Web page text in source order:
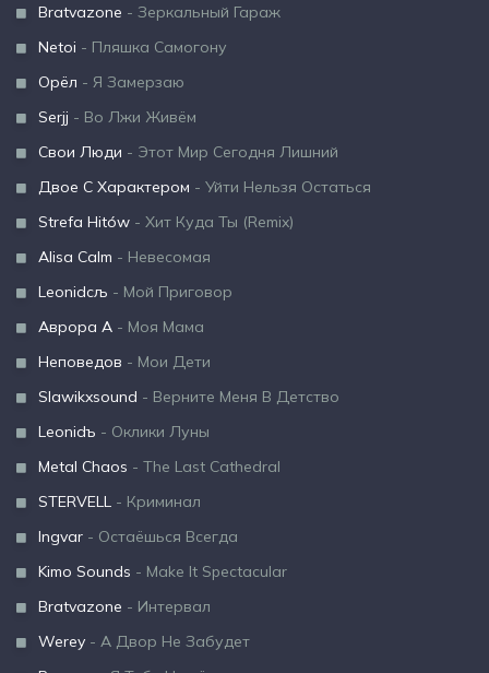
Bratvazone - Зеркальный Гараж
Netoi - Пляшка Самогону
Орёл - Я Замерзаю
Serjj - Во Лжи Живём
Свои Люди - Этот Мир Сегодня Лишний
Двое С Характером - Уйти Нельзя Остаться
Strefa Hitów - Хит Куда Ты (Remix)
Alisa Calm - Невесомая
Leonidсљ - Мой Приговор
Аврора А - Моя Мама
Неповедов - Мои Дети
Slawikxsound - Верните Меня В Детство
Leonidъ - Оклики Луны
Metal Chaos - The Last Cathedral
STERVELL - Криминал
Ingvar - Остаёшься Всегда
Kimo Sounds - Make It Spectacular
Bratvazone - Интервал
Werey - А Двор Не Забудет